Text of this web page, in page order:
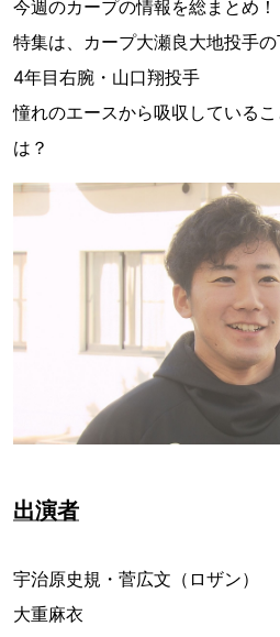
今週のカープの情報を総まとめ！
特集は、カープ大瀬良大地投手
4年目右腕・山口翔投手
憧れのエースから吸収している
は？
出演者
宇治原史規・菅広文（ロザン）
大重麻衣